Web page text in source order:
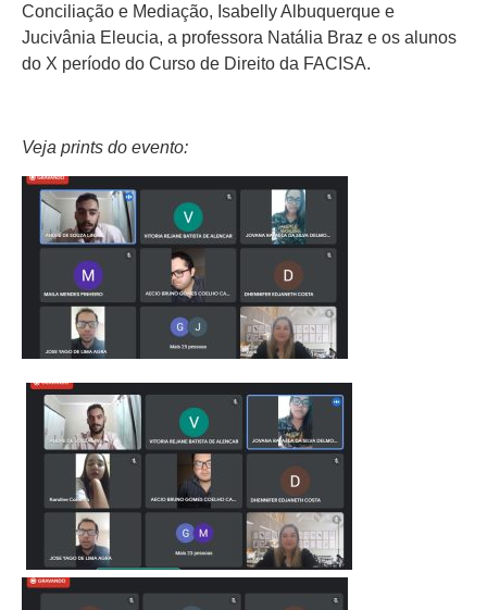
Conciliação e Mediação, Isabelly Albuquerque e
Jucivânia Eleucia, a professora Natália Braz e os alunos
do X período do Curso de Direito da FACISA.
Veja prints do evento: